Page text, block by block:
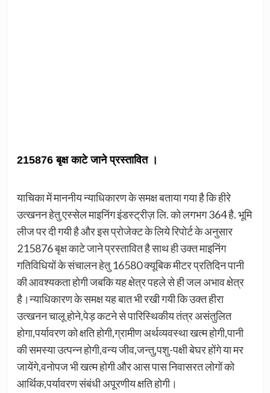
215876 बृक्ष काटे जाने प्रस्तावित ।
याचिका में माननीय न्याधिकारण के समक्ष बताया गया है कि हीरे
उत्खनन हेतु एस्सेल माइनिंग इंडस्ट्रीज़ लि. को लगभग 364 है. भूमि
लीज पर दी गयी है और इस प्रोजेक्ट के लिये रिपोर्ट के अनुसार
215876 बृक्ष काटे जाने प्रस्तावित है साथ ही उक्त माइनिंग
गतिविधियों के संचालन हेतु 16580 क्यूबिक मीटर प्रतिदिन पानी
की आवश्यकता होगी जबकि यह क्षेत्र पहले से ही जल अभाव क्षेत्र
है।न्याधिकारण के समक्ष यह बात भी रखी गयी कि उक्त हीरा
उत्खनन चालू होने,पेड़ कटने से पारिस्थिकीय तंत्र असंतुलित
होगा,पर्यावरण को क्षति होगी,ग्रामीण अर्थव्यवस्था खत्म होगी,पानी
की समस्या उत्पन्न होगी,वन्य जीव,जन्तु,पशु-पक्षी बेघर होंगे या मर
जायेंगे,वनोपज भी खत्म होगी और आस पास निवासरत लोगों को
आर्थिक,पर्यावरण संबंधी अपूरणीय क्षति होगी।